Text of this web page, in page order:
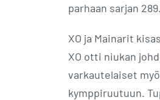
parhaan sarjan
XO ja Mainarit
XO otti niukan
varkautelaiset
kymppiruutuun.